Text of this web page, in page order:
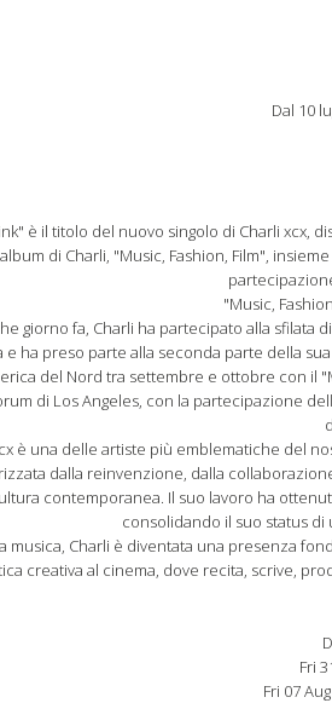
Dal 10
è il titolo del nuovo singolo di Charli xcx,
di Charli, "Music, Fashion, Film",
"Music,
giorno fa, Charli ha partecipato alla sfilata
e ha preso parte alla seconda parte della
del Nord tra settembre e ottobre con il
di Los Angeles, con la partecipazione
è una delle artiste più emblematiche del
dalla reinvenzione, dalla
contemporanea. Il suo lavoro ha
consolidando il suo status
musica, Charli è diventata una presenza
creativa al cinema, dove recita, scrive,
Fri
Fri 07